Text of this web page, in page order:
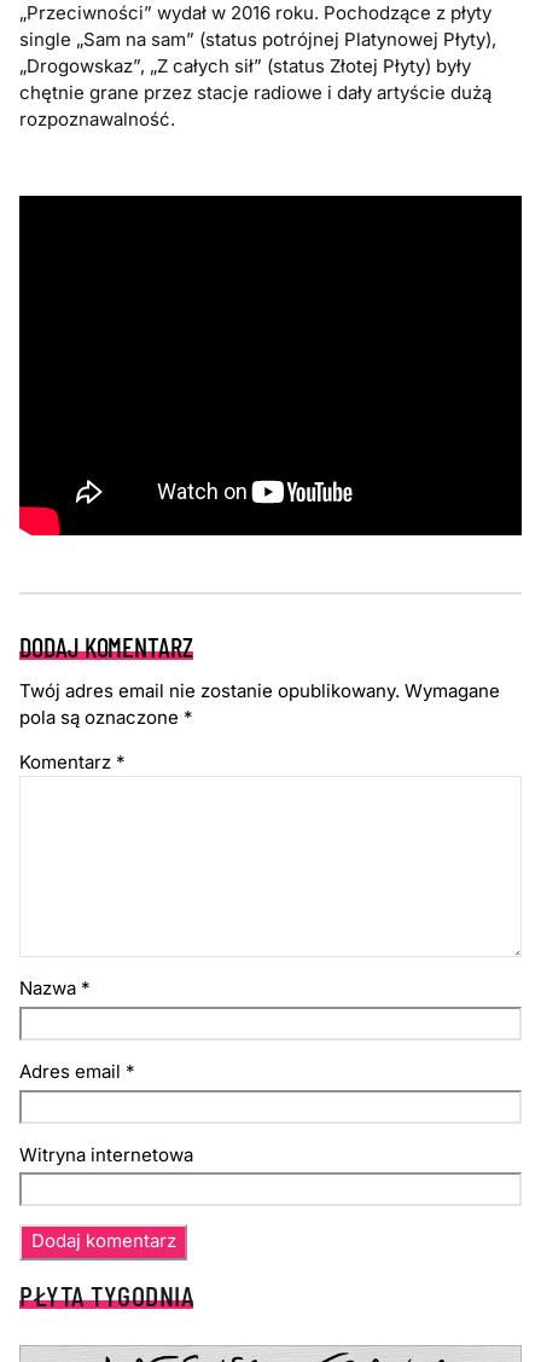
„Przeciwności” wydał w 2016 roku. Pochodzące z płyty
single „Sam na sam” (status potrójnej Platynowej Płyty),
„Drogowskaz”, „Z całych sił” (status Złotej Płyty) były
chętnie grane przez stacje radiowe i dały artyście dużą
rozpoznawalność.
DODAJ KOMENTARZ
Twój adres email nie zostanie opublikowany. Wymagane
pola są oznaczone *
Komentarz *
Nazwa *
Adres email *
Witryna internetowa
PŁYTA TYGODNIA